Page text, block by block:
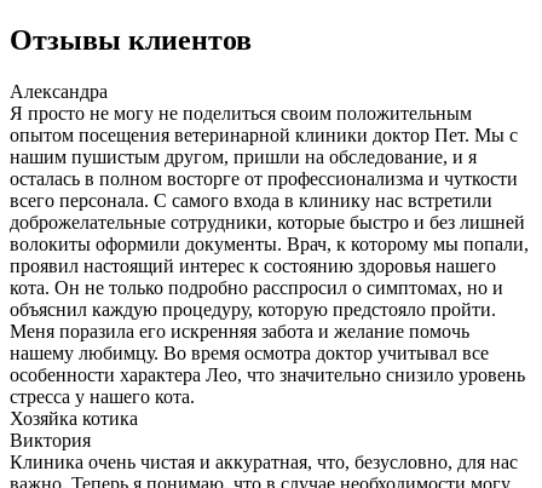
Отзывы клиентов
Александра
Я просто не могу не поделиться своим положительным
опытом посещения ветеринарной клиники доктор Пет. Мы с
нашим пушистым другом, пришли на обследование, и я
осталась в полном восторге от профессионализма и чуткости
всего персонала. С самого входа в клинику нас встретили
доброжелательные сотрудники, которые быстро и без лишней
волокиты оформили документы. Врач, к которому мы попали,
проявил настоящий интерес к состоянию здоровья нашего
кота. Он не только подробно расспросил о симптомах, но и
объяснил каждую процедуру, которую предстояло пройти.
Меня поразила его искренняя забота и желание помочь
нашему любимцу. Во время осмотра доктор учитывал все
особенности характера Лео, что значительно снизило уровень
стресса у нашего кота.
Хозяйка котика
Виктория
Клиника очень чистая и аккуратная, что, безусловно, для нас
важно. Теперь я понимаю, что в случае необходимости могу